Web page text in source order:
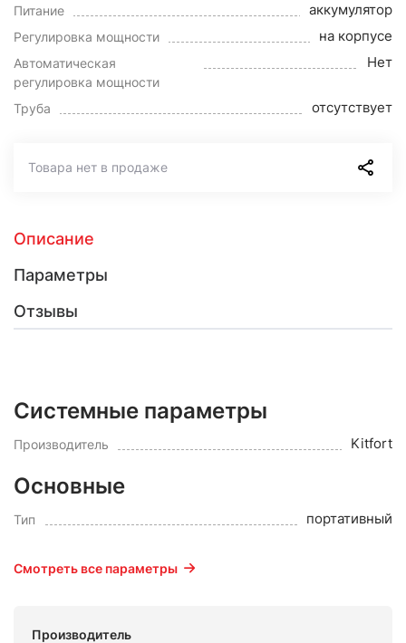
Питание аккумулятор
Регулировка мощности на корпусе
Автоматическая
регулировка мощности
Нет
Труба отсутствует
Товара нет в продаже
Описание
Параметры
Отзывы
Системные параметры
Производитель Kitfort
Основные
Тип портативный
Смотреть все параметры
Производитель